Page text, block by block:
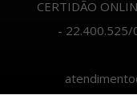
CERTIDÃO
-